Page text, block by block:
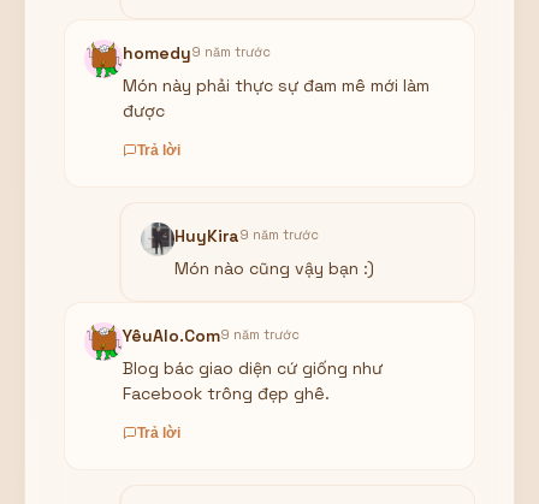
homedy9 năm trước
Món này phải thực sự đam mê mới làm
được
Trả lời
HuyKira9 năm trước
Món nào cũng vậy bạn :)
YêuAlo.Com9 năm trước
Blog bác giao diện cứ giống như
Facebook trông đẹp ghê.
Trả lời